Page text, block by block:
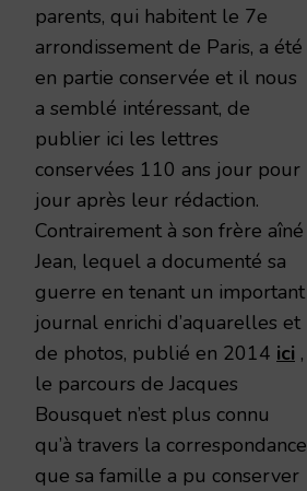
parents, qui habitent le 7e
arrondissement de Paris, a été
en partie conservée et il nous
a semblé intéressant, de
publier ici les lettres
conservées 110 ans jour pour
jour après leur rédaction.
Contrairement à son frère aîné
Jean, lequel a documenté sa
guerre en tenant un important
journal enrichi d’aquarelles et
de photos, publié en 2014 ici ,
le parcours de Jacques
Bousquet n’est plus connu
qu’à travers la correspondance
que sa famille a pu conserver